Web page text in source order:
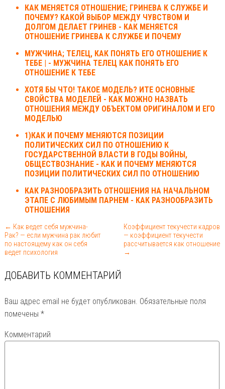
КАК МЕНЯЕТСЯ ОТНОШЕНИЕ; ГРИНЕВА К СЛУЖБЕ И
ПОЧЕМУ? КАКОЙ ВЫБОР МЕЖДУ ЧУВСТВОМ И
ДОЛГОМ ДЕЛАЕТ ГРИНЕВ - КАК МЕНЯЕТСЯ
ОТНОШЕНИЕ ГРИНЕВА К СЛУЖБЕ И ПОЧЕМУ
МУЖЧИНА; ТЕЛЕЦ, КАК ПОНЯТЬ ЕГО ОТНОШЕНИЕ К
ТЕБЕ | - МУЖЧИНА ТЕЛЕЦ КАК ПОНЯТЬ ЕГО
ОТНОШЕНИЕ К ТЕБЕ
ХОТЯ БЫ ЧТО! ТАКОЕ МОДЕЛЬ? ИТЕ ОСНОВНЫЕ
СВОЙСТВА МОДЕЛЕЙ - КАК МОЖНО НАЗВАТЬ
ОТНОШЕНИЯ МЕЖДУ ОБЪЕКТОМ ОРИГИНАЛОМ И ЕГО
МОДЕЛЬЮ
1)КАК И ПОЧЕМУ МЕНЯЮТСЯ ПОЗИЦИИ
ПОЛИТИЧЕСКИХ СИЛ ПО ОТНОШЕНИЮ К
ГОСУДАРСТВЕННОЙ ВЛАСТИ В ГОДЫ ВОЙНЫ,
ОБЩЕСТВОЗНАНИЕ - КАК И ПОЧЕМУ МЕНЯЮТСЯ
ПОЗИЦИИ ПОЛИТИЧЕСКИХ СИЛ ПО ОТНОШЕНИЮ
КАК РАЗНООБРАЗИТЬ ОТНОШЕНИЯ НА НАЧАЛЬНОМ
ЭТАПЕ С ЛЮБИМЫМ ПАРНЕМ - КАК РАЗНООБРАЗИТЬ
ОТНОШЕНИЯ
← Как ведет себя мужчина-
Рак? — если мужчина рак любит
по настоящему как он себя
ведет психология
Коэффициент текучести кадров
— коэффициент текучести
рассчитывается как отношение
→
ДОБАВИТЬ КОММЕНТАРИЙ
Ваш адрес email не будет опубликован. Обязательные поля
помечены *
Комментарий